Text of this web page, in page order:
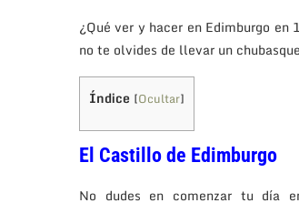
¿Qué ver y hacer en Edimburgo
no te olvides de llevar un
Índice [Ocultar]
El Castillo de Edimburgo
No dudes en comenzar tu día